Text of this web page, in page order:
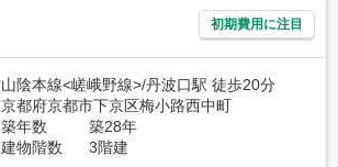
初期費用に注目
山陰本線<嵯峨野線>/丹波口駅 徒歩20分
京都府京都市下京区梅小路西中町
築年数
築28年
建物階数
3階建